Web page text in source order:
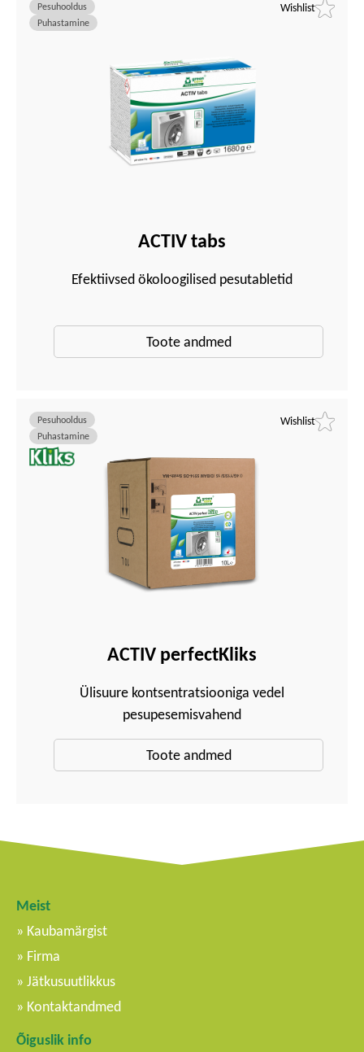
Wishlist
ACTIV tabs
Efektiivsed ökoloogilised pesutabletid
Pesuhooldus
Puhastamine
Toote andmed
Wishlist
ACTIV perfectKliks
Ülisuure kontsentratsiooniga vedel
pesupesemisvahend
Pesuhooldus
Puhastamine
Toote andmed
Meist
Kaubamärgist
Firma
Jätkusuutlikkus
Kontaktandmed
Õiguslik info